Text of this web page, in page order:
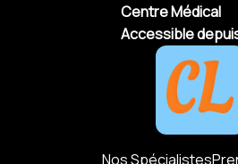
Centre Médical
Accessible
Nos Spécialistes